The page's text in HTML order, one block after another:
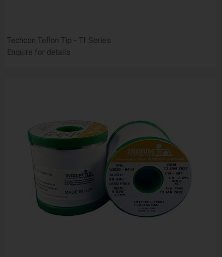
Techcon Teflon Tip - Tf Series
Enquire for details